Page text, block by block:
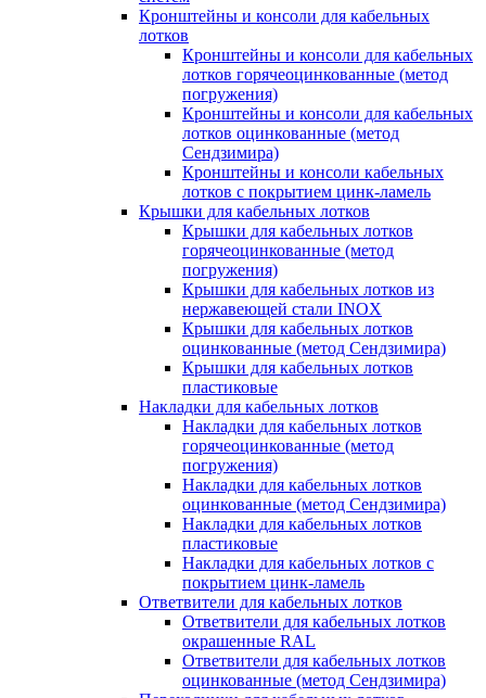
Кронштейны и консоли для кабельных
лотков
Кронштейны и консоли для кабельных
лотков горячеоцинкованные (метод
погружения)
Кронштейны и консоли для кабельных
лотков оцинкованные (метод
Сендзимира)
Кронштейны и консоли кабельных
лотков с покрытием цинк-ламель
Крышки для кабельных лотков
Крышки для кабельных лотков
горячеоцинкованные (метод
погружения)
Крышки для кабельных лотков из
нержавеющей стали INOX
Крышки для кабельных лотков
оцинкованные (метод Сендзимира)
Крышки для кабельных лотков
пластиковые
Накладки для кабельных лотков
Накладки для кабельных лотков
горячеоцинкованные (метод
погружения)
Накладки для кабельных лотков
оцинкованные (метод Сендзимира)
Накладки для кабельных лотков
пластиковые
Накладки для кабельных лотков с
покрытием цинк-ламель
Ответвители для кабельных лотков
Ответвители для кабельных лотков
окрашенные RAL
Ответвители для кабельных лотков
оцинкованные (метод Сендзимира)